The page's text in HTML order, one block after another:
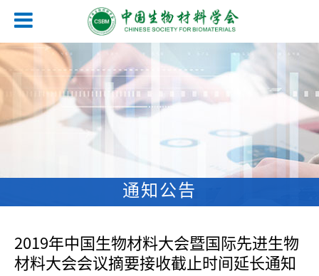
通知公告
2019年中国生物材料大会暨国际先进生物
材料大会会议摘要接收截止时间延长通知